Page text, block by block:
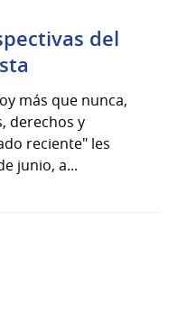
del
más que nunca,
derechos y
reciente" les
junio, a...